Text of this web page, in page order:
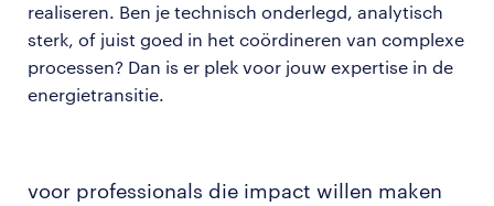
realiseren. Ben je technisch onderlegd, analytisch
sterk, of juist goed in het coördineren van complexe
processen? Dan is er plek voor jouw expertise in de
energietransitie.
voor professionals die impact willen maken